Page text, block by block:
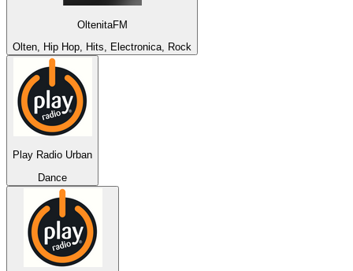
OltenitaFM
Olten, Hip Hop, Hits, Electronica, Rock
Play Radio Urban
Dance